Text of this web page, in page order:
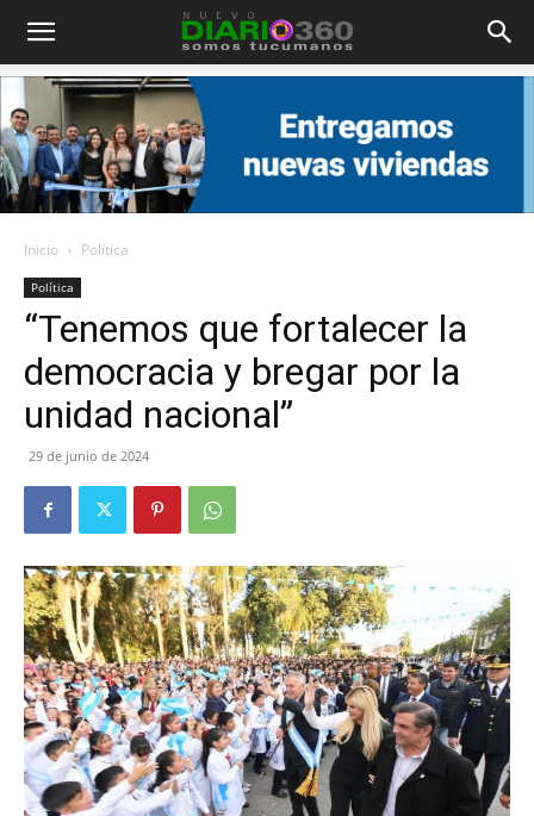
Diario
360
Inicio Política
Política
“Tenemos que fortalecer la
democracia y bregar por la
unidad nacional”
29 de junio de 2024